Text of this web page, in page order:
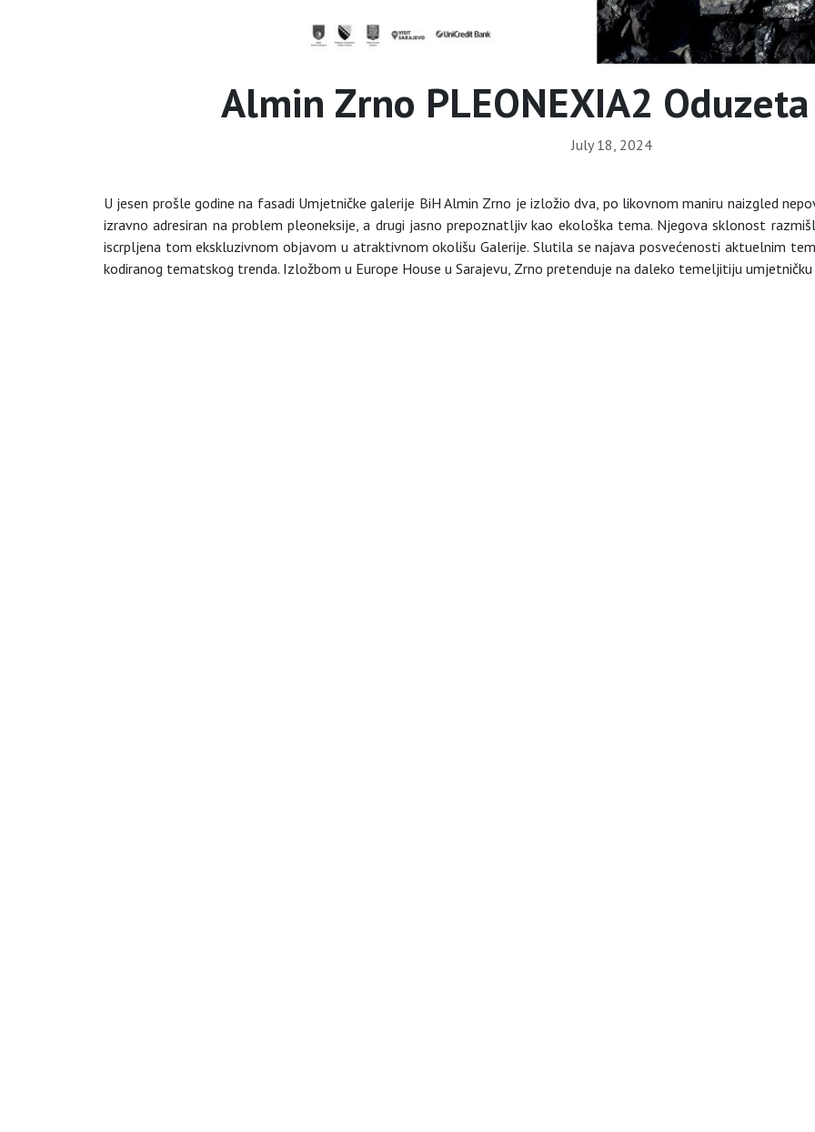
Almin Zrno PLEONEXIA2
July 18, 2024
U jesen prošle godine na fasadi Umjetničke galerije BiH Almin Zrno je izložio dva, po likovnom maniru naizgled
izravno adresiran na problem pleoneksije, a drugi jasno prepoznatljiv kao ekološka tema. Njegova sklonost
iscrpljena tom ekskluzivnom objavom u atraktivnom okolišu Galerije. Slutila se najava posvećenosti aktuelnim
kodiranog tematskog trenda. Izložbom u Europe House u Sarajevu, Zrno pretenduje na daleko temeljitiju umjetničku